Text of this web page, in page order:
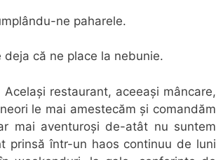
ne paharele.
că ne place la nebunie.
restaurant, aceeași mâncare,
le mai amestecăm și comandăm
mai aventuroși de-atât nu suntem
prinsă într-un haos continuu de luni